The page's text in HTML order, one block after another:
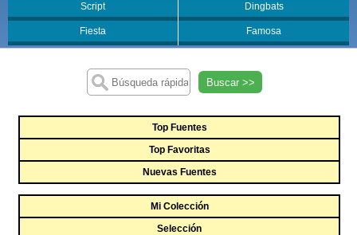
Script Dingbats
Fiesta Famosa
Buscar >>
Top Fuentes
Top Favoritas
Nuevas Fuentes
Mi Colección
Selección